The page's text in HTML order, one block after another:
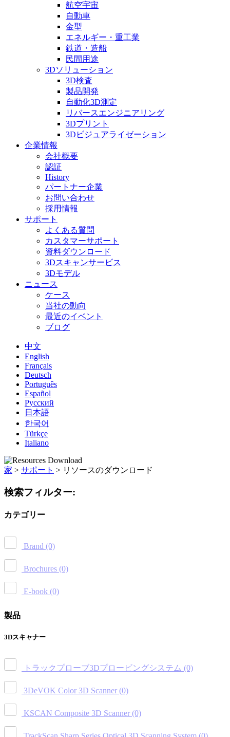
航空宇宙
自動車
金型
エネルギー・重工業
鉄道・造船
民間用途
3Dソリューション
3D検査
製品開発
自動化3D測定
リバースエンジニアリング
3Dプリント
3Dビジュアライゼーション
企業情報
会社概要
認証
History
パートナー企業
お問い合わせ
採用情報
サポート
よくある質問
カスタマーサポート
資料ダウンロード
3Dスキャンサービス
3Dモデル
ニュース
ケース
当社の動向
最近のイベント
ブログ
中文
English
Français
Deutsch
Português
Español
Русский
日本語
한국어
Türkçe
Italiano
家 > サポート > リソースのダウンロード
検索フィルター:
カテゴリー
Brand (0)
Brochures (0)
E-book (0)
製品
3Dスキャナー
トラックプローブ3Dプロービングシステム (0)
3DeVOK Color 3D Scanner (0)
KSCAN Composite 3D Scanner (0)